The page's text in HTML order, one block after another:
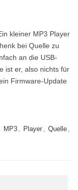
kleiner MP3 Player
bei Quelle zu
an die USB-
ist er, also nichts für
Firmware-Update
MP3 , Player , Quelle ,